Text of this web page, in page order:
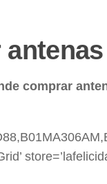
comprar